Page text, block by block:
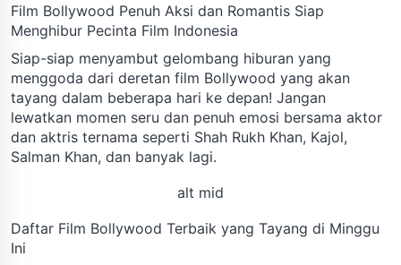
Film Bollywood Penuh Aksi dan Romantis Siap
Menghibur Pecinta Film Indonesia
Siap-siap menyambut gelombang hiburan yang
menggoda dari deretan film Bollywood yang akan
tayang dalam beberapa hari ke depan! Jangan
lewatkan momen seru dan penuh emosi bersama aktor
dan aktris ternama seperti Shah Rukh Khan, Kajol,
Salman Khan, dan banyak lagi.
alt mid
Daftar Film Bollywood Terbaik yang Tayang di Minggu
Ini